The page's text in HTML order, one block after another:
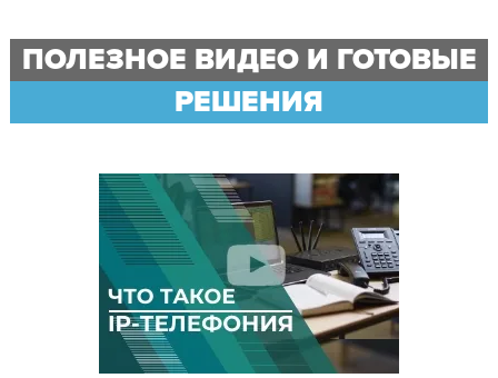
ПОЛЕЗНОЕ ВИДЕО И ГОТОВЫЕ
РЕШЕНИЯ